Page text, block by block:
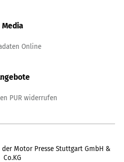
Media
Online
PUR widerrufen
Motor Presse Stuttgart GmbH &
Co.KG